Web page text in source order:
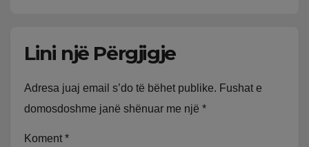
Lini një Përgjigje
Adresa juaj email s’do të bëhet publike. Fushat e
domosdoshme janë shënuar me një *
Koment *